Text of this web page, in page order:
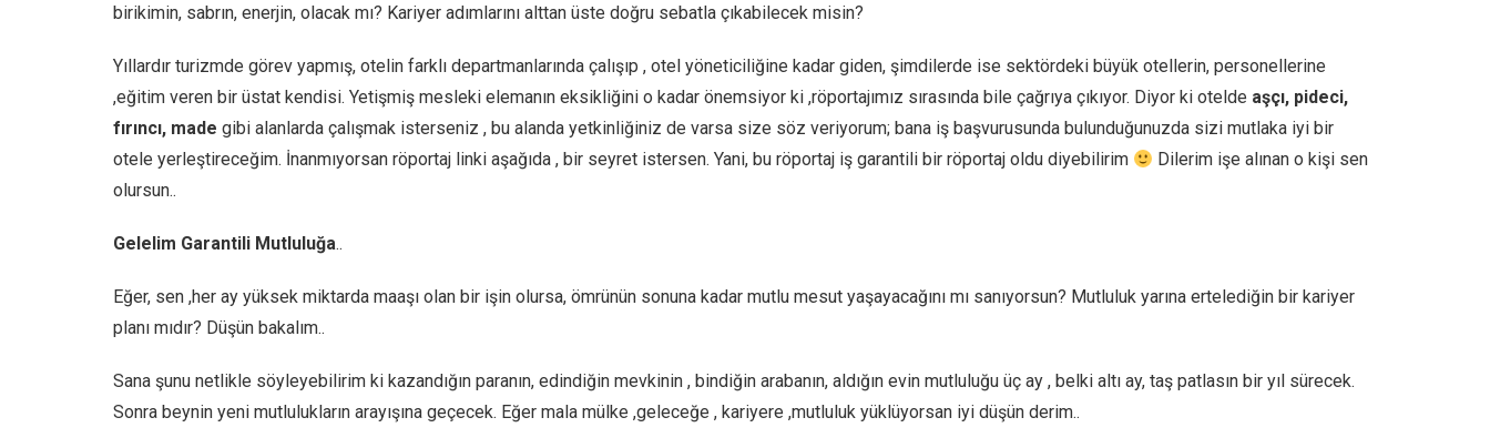
birikimin, sabrın, enerjin, olacak mı? Kariyer adımlarını alttan üste doğru sebatla çıkabilecek misin?
Yıllardır turizmde görev yapmış, otelin farklı departmanlarında çalışıp , otel yöneticiliğine kadar giden, şimdilerde ise sektördeki büyük otellerin, personellerine
,eğitim veren bir üstat kendisi. Yetişmiş mesleki elemanın eksikliğini o kadar önemsiyor ki ,röportajımız sırasında bile çağrıya çıkıyor. Diyor ki otelde aşçı, pideci,
fırıncı, made gibi alanlarda çalışmak isterseniz , bu alanda yetkinliğiniz de varsa size söz veriyorum; bana iş başvurusunda bulunduğunuzda sizi mutlaka iyi bir
otele yerleştireceğim. İnanmıyorsan röportaj linki aşağıda , bir seyret istersen. Yani, bu röportaj iş garantili bir röportaj oldu diyebilirim
Dilerim işe alınan o kişi sen
olursun..
Gelelim Garantili Mutluluğa..
Eğer, sen ,her ay yüksek miktarda maaşı olan bir işin olursa, ömrünün sonuna kadar mutlu mesut yaşayacağını mı sanıyorsun? Mutluluk yarına ertelediğin bir kariyer
planı mıdır? Düşün bakalım..
Sana şunu netlikle söyleyebilirim ki kazandığın paranın, edindiğin mevkinin , bindiğin arabanın, aldığın evin mutluluğu üç ay , belki altı ay, taş patlasın bir yıl sürecek.
Sonra beynin yeni mutlulukların arayışına geçecek. Eğer mala mülke ,geleceğe , kariyere ,mutluluk yüklüyorsan iyi düşün derim..